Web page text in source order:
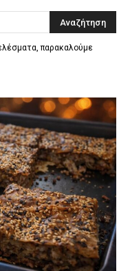
παρακαλούμε